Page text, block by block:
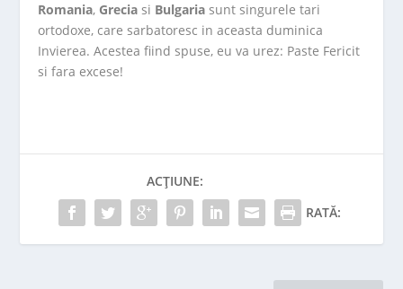
Romania, Grecia si Bulgaria sunt singurele tari
ortodoxe, care sarbatoresc in aceasta duminica
Invierea. Acestea fiind spuse, eu va urez: Paste Fericit
si fara excese!
ACȚIUNE:
RATĂ: